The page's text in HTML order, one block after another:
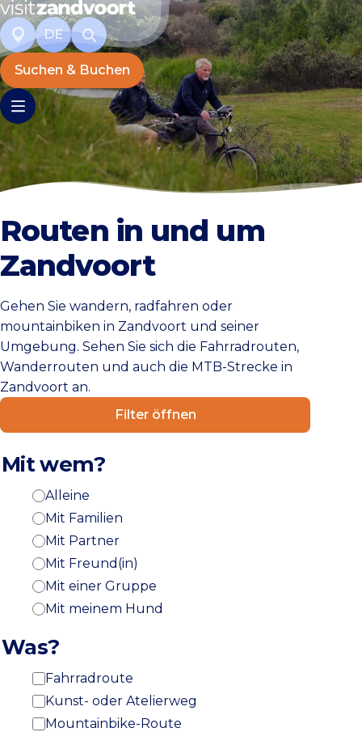
DE
Suchen & Buchen
Routen in und um
Zandvoort
Gehen Sie wandern, radfahren oder
mountainbiken in Zandvoort und seiner
Umgebung. Sehen Sie sich die Fahrradrouten,
Wanderrouten und auch die MTB-Strecke in
Zandvoort an.
Filter öffnen
Mit wem?
Alleine
Mit Familien
Mit Partner
Mit Freund(in)
Mit einer Gruppe
Mit meinem Hund
Was?
Fahrradroute
Kunst- oder Atelierweg
Mountainbike-Route